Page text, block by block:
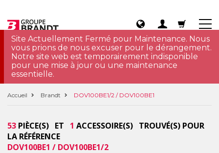
Site Actuellement Fermé pour Maintenance. Nous
vous prions de nous excuser pour le dérangement.
Notre site web est temporairement indisponible
pour une mise à jour ou une maintenance
essentielle.
Accueil Brandt DOV100BE1/2 / DOV100BE1
53 PIÈCE(S) ET 1 ACCESSOIRE(S) TROUVÉ(S) POUR
LA RÉFÉRENCE
DOV100BE1 / DOV100BE1/2